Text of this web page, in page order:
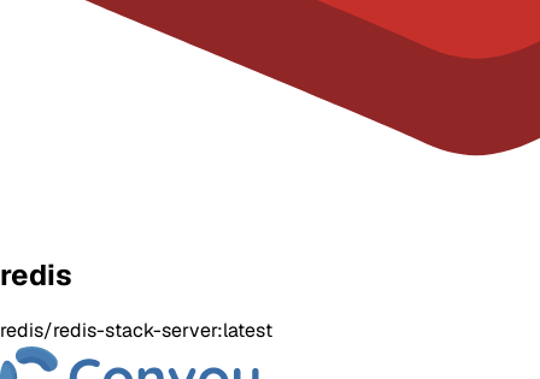
redis
redis/redis-stack-server:latest